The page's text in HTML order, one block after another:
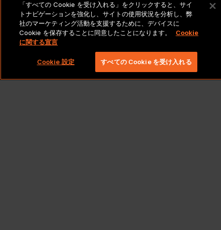
「すべての Cookie を受け入れる」をクリックすると、サイ
トナビゲーションを強化し、サイトの使用状況を分析し、弊
社のマーケティング活動を支援するために、デバイスに
Cookie を保存することに同意したことになります。
Cookie
に関する宣言
Cookie 設定 すべての Cookie を受け入れる